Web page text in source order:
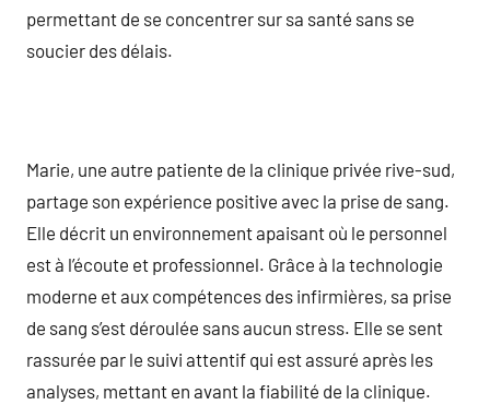
permettant de se concentrer sur sa santé sans se
soucier des délais.
Marie, une autre patiente de la clinique privée rive-sud,
partage son expérience positive avec la prise de sang.
Elle décrit un environnement apaisant où le personnel
est à l’écoute et professionnel. Grâce à la technologie
moderne et aux compétences des infirmières, sa prise
de sang s’est déroulée sans aucun stress. Elle se sent
rassurée par le suivi attentif qui est assuré après les
analyses, mettant en avant la fiabilité de la clinique.